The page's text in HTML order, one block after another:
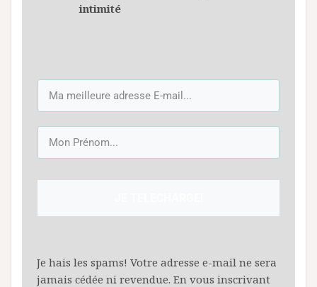
intimité
Je hais les spams! Votre adresse e-mail ne sera
jamais cédée ni revendue. En vous inscrivant